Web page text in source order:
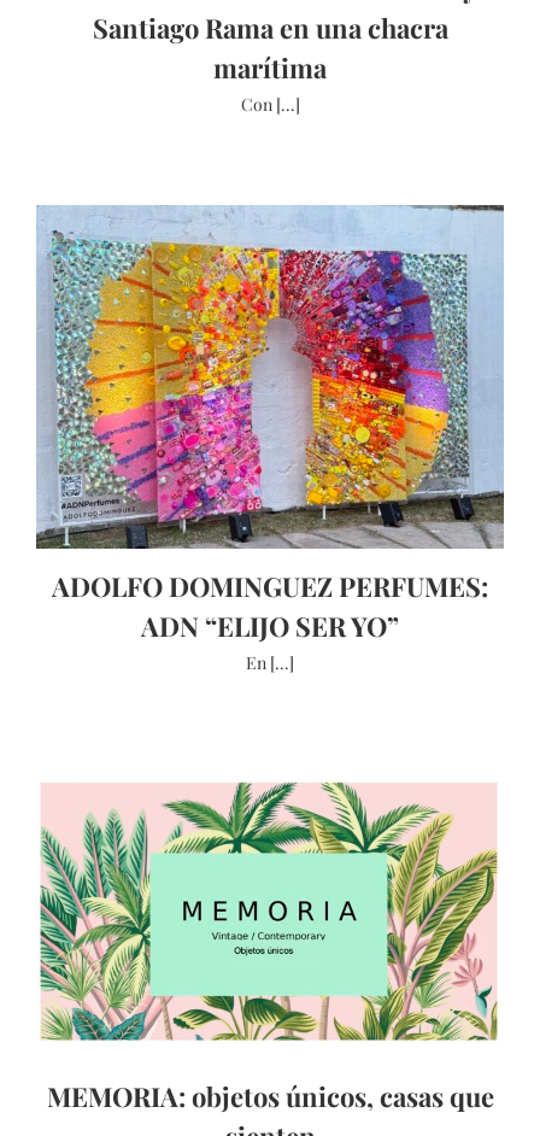
Santiago Rama en una chacra
marítima
Con [...]
ADOLFO DOMINGUEZ PERFUMES:
ADN “ELIJO SER YO”
En [...]
MEMORIA: objetos únicos, casas que